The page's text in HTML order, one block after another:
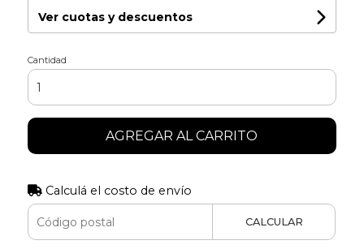
Ver cuotas y descuentos
Cantidad
AGREGAR AL CARRITO
Calculá el costo de envío
CALCULAR